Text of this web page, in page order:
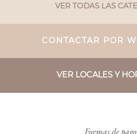
VER TODAS LAS
CONTACTAR POR
VER LOCALES Y
Formas de